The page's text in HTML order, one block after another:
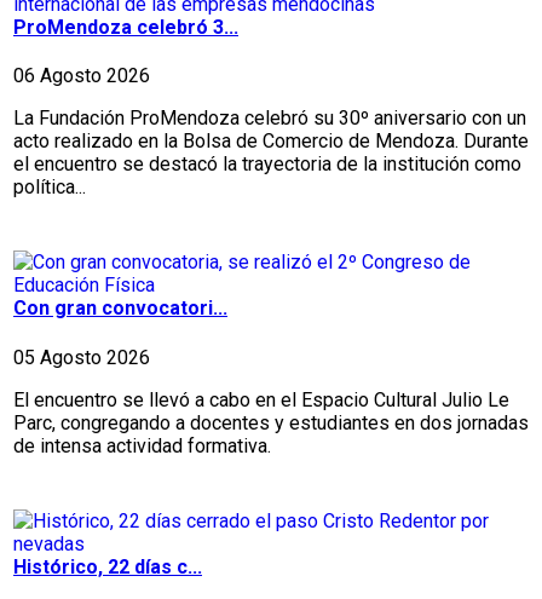
ProMendoza celebró 3...
06 Agosto 2026
La Fundación ProMendoza celebró su 30º aniversario con un
acto realizado en la Bolsa de Comercio de Mendoza. Durante
el encuentro se destacó la trayectoria de la institución como
política...
Con gran convocatori...
05 Agosto 2026
El encuentro se llevó a cabo en el Espacio Cultural Julio Le
Parc, congregando a docentes y estudiantes en dos jornadas
de intensa actividad formativa.
Histórico, 22 días c...